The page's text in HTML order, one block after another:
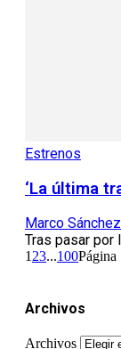
Estrenos
‘La última
Marco
Tras pasar por
1 23...100Página
Archivos
Archivos